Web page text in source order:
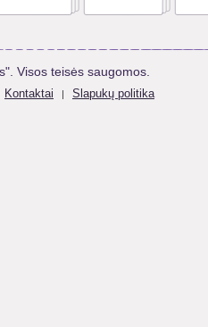
Visos teisės saugomos.
Kontaktai | Slapukų politika